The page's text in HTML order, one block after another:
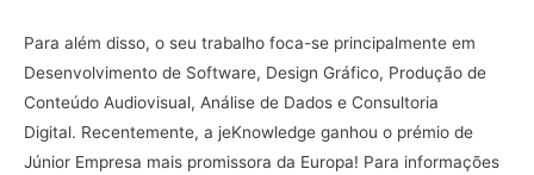
Para além disso, o seu trabalho foca-se principalmente em
Desenvolvimento de Software, Design Gráfico, Produção de
Conteúdo Audiovisual, Análise de Dados e Consultoria
Digital. Recentemente, a jeKnowledge ganhou o prémio de
Júnior Empresa mais promissora da Europa! Para informações